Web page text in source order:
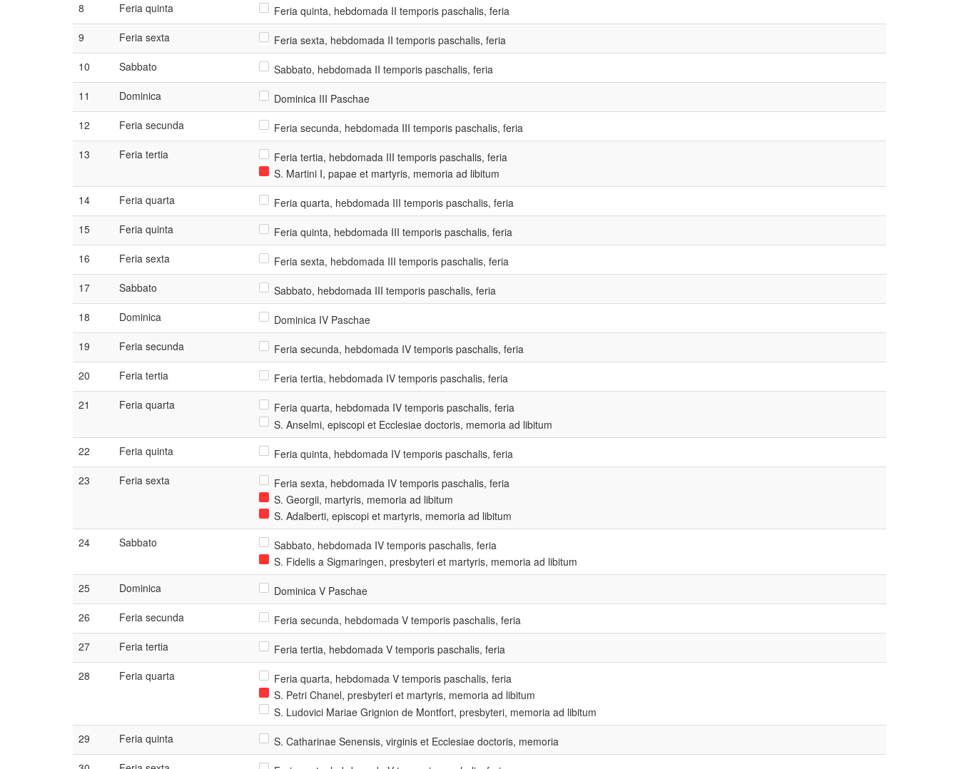
8
Feria quinta
Feria quinta, hebdomada II temporis paschalis, feria
9
Feria sexta
Feria sexta, hebdomada II temporis paschalis, feria
10
Sabbato
Sabbato, hebdomada II temporis paschalis, feria
11
Dominica
Dominica III Paschae
12
Feria secunda
Feria secunda, hebdomada III temporis paschalis, feria
13
Feria tertia
Feria tertia, hebdomada III temporis paschalis, feria
S. Martini I, papae et martyris, memoria ad libitum
14
Feria quarta
Feria quarta, hebdomada III temporis paschalis, feria
15
Feria quinta
Feria quinta, hebdomada III temporis paschalis, feria
16
Feria sexta
Feria sexta, hebdomada III temporis paschalis, feria
17
Sabbato
Sabbato, hebdomada III temporis paschalis, feria
18
Dominica
Dominica IV Paschae
19
Feria secunda
Feria secunda, hebdomada IV temporis paschalis, feria
20
Feria tertia
Feria tertia, hebdomada IV temporis paschalis, feria
21
Feria quarta
Feria quarta, hebdomada IV temporis paschalis, feria
S. Anselmi, episcopi et Ecclesiae doctoris, memoria ad libitum
22
Feria quinta
Feria quinta, hebdomada IV temporis paschalis, feria
23
Feria sexta
Feria sexta, hebdomada IV temporis paschalis, feria
S. Georgii, martyris, memoria ad libitum
S. Adalberti, episcopi et martyris, memoria ad libitum
24
Sabbato
Sabbato, hebdomada IV temporis paschalis, feria
S. Fidelis a Sigmaringen, presbyteri et martyris, memoria ad libitum
25
Dominica
Dominica V Paschae
26
Feria secunda
Feria secunda, hebdomada V temporis paschalis, feria
27
Feria tertia
Feria tertia, hebdomada V temporis paschalis, feria
28
Feria quarta
Feria quarta, hebdomada V temporis paschalis, feria
S. Petri Chanel, presbyteri et martyris, memoria ad libitum
S. Ludovici Mariae Grignion de Montfort, presbyteri, memoria ad libitum
29
Feria quinta
S. Catharinae Senensis, virginis et Ecclesiae doctoris, memoria